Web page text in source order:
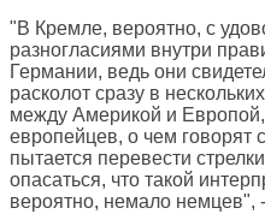
"В Кремле, вероятно, с
разногласиями внутри
Германии, ведь они
расколот сразу в
между Америкой и
европейцев, о чем говорят
пытается перевести
опасаться, что такой
вероятно, немало